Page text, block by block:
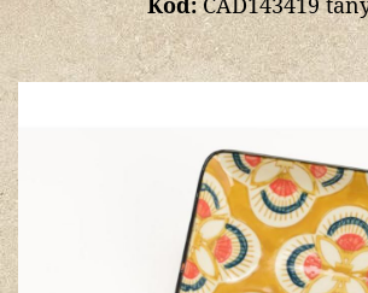
Kód:CAD143419